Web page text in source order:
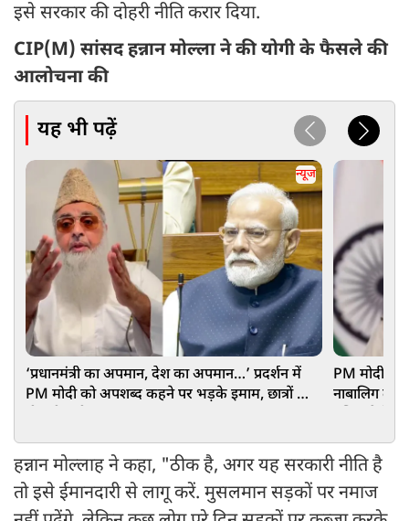
इसे सरकार की दोहरी नीति करार दिया.
CIP(M) सांसद हन्नान मोल्ला ने की योगी के फैसले की
आलोचना की
यह भी पढ़ें
न्यूज
‘प्रधानमंत्री का अपमान, देश का अपमान…’ प्रदर्शन में
PM मोदी को अपशब्द कहने पर भड़के इमाम, छात्रों को
PM मोदी के
नाबालिग
हन्नान मोल्लाह ने कहा, "ठीक है, अगर यह सरकारी नीति है
तो इसे ईमानदारी से लागू करें. मुसलमान सड़कों पर नमाज